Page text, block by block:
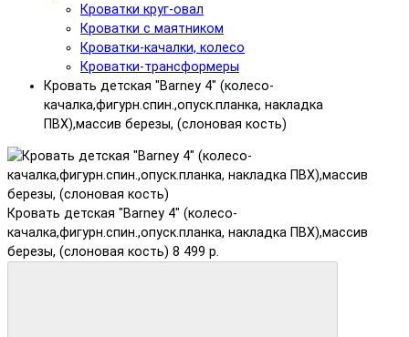
Кроватки круг-овал
Кроватки с маятником
Кроватки-качалки, колесо
Кроватки-трансформеры
Кровать детская "Barney 4" (колесо-
качалка,фигурн.спин.,опуск.планка, накладка
ПВХ),массив березы, (слоновая кость)
Кровать детская "Barney 4" (колесо-
качалка,фигурн.спин.,опуск.планка, накладка ПВХ),массив
березы, (слоновая кость) 8 499 р.